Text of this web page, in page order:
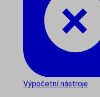
Výpočetní nástroje